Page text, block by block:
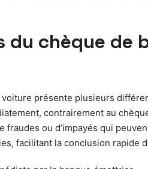
du chèque de
présente plusieurs
contrairement au
fraudes ou d’impayés qui
facilitant la conclusion rapide